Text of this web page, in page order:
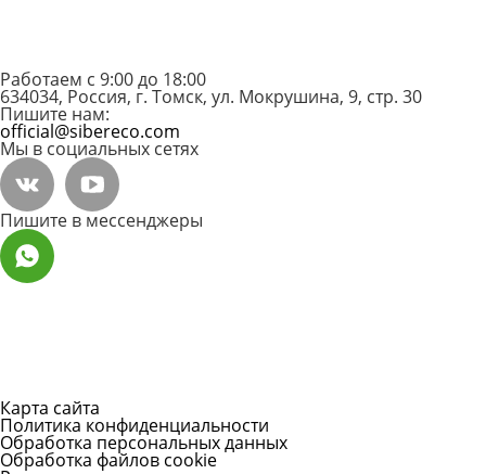
Работаем с 9:00 до 18:00
634034, Россия, г. Томск, ул. Мокрушина, 9, стр. 30
Пишите нам:
official@sibereco.com
Мы в социальных сетях
Пишите в мессенджеры
Карта сайта
Политика конфиденциальности
Обработка персональных данных
Обработка файлов cookie